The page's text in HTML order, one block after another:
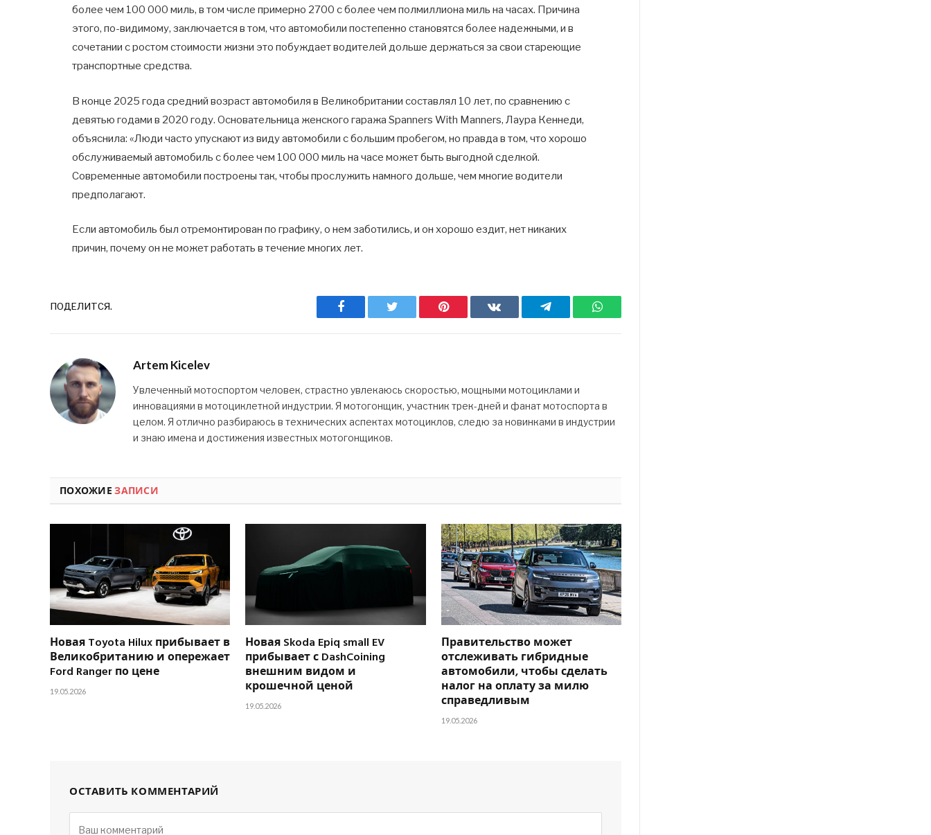
более чем 100 000 миль, в том числе примерно 2700 с более чем полмиллиона миль на часах. Причина
этого, по-видимому, заключается в том, что автомобили постепенно становятся более надежными, и в
сочетании с ростом стоимости жизни это побуждает водителей дольше держаться за свои стареющие
транспортные средства.
В конце 2025 года средний возраст автомобиля в Великобритании составлял 10 лет, по сравнению с
девятью годами в 2020 году. Основательница женского гаража Spanners With Manners, Лаура Кеннеди,
объяснила: «Люди часто упускают из виду автомобили с большим пробегом, но правда в том, что хорошо
обслуживаемый автомобиль с более чем 100 000 миль на часе может быть выгодной сделкой.
Современные автомобили построены так, чтобы прослужить намного дольше, чем многие водители
предполагают.
Если автомобиль был отремонтирован по графику, о нем заботились, и он хорошо ездит, нет никаких
причин, почему он не может работать в течение многих лет.
ПОДЕЛИТСЯ. Facebook Twitter Pinterest ВКонтактеTelegram WhatsApp
Artem Kicelev
Увлеченный мотоспортом человек, страстно увлекаюсь скоростью, мощными мотоциклами и
инновациями в мотоциклетной индустрии. Я мотогонщик, участник трек-дней и фанат мотоспорта в
целом. Я отлично разбираюсь в технических аспектах мотоциклов, следю за новинками в индустрии
и знаю имена и достижения известных мотогонщиков.
ПОХОЖИЕЗАПИСИ
Новая Toyota Hilux прибывает в
Великобританию и опережает
Ford Ranger по цене
19.05.2026
Новая Skoda Epiq small EV
прибывает с DashCoining
внешним видом и
крошечной ценой
19.05.2026
Правительство может
отслеживать гибридные
автомобили, чтобы сделать
налог на оплату за милю
справедливым
19.05.2026
ОСТАВИТЬ КОММЕНТАРИЙ